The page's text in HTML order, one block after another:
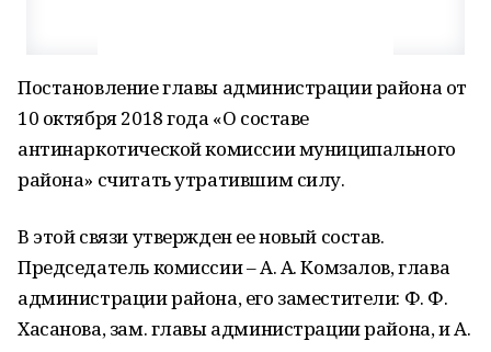
Постановление главы администрации района от
10 октября 2018 года «О составе
антинаркотической комиссии муниципального
района» считать утратившим силу.
В этой связи утвержден ее новый состав.
Председатель комиссии – А. А. Комзалов, глава
администрации района, его заместители: Ф. Ф.
Хасанова, зам. главы администрации района, и А.